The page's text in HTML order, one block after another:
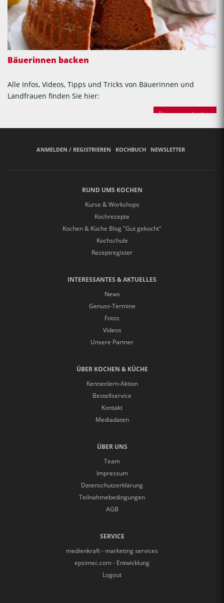
Bäuerinnen backen
Alle Infos, Videos, Tipps und Tricks von Bäuerinnen und
Landfrauen finden Sie hier:
Bäuerinnen backen
ANMELDEN / REGISTRIEREN KOCHBUCH NEWSLETTER
RUND UMS KOCHEN
Kurse & Workshops
Kochrezepte
Kochen & Küche Blog "Gut gekocht"
Kochschule
Rezeptregister
INTERESSANTES & AKTUELLES
News
Genuss-Termine
Fotos
Videos
Unsere Partner
ÜBER KOCHEN & KÜCHE
Kennenlern-Aktion
Bestellservice
Kontakt
Mediadaten
ÜBER UNS
Team
Impressum
Datenschutzerklärung
Teilnahmebedingungen
AGB
SERVICE
medienkraft - marketing services
epsimec.com - Entwicklung
Logout